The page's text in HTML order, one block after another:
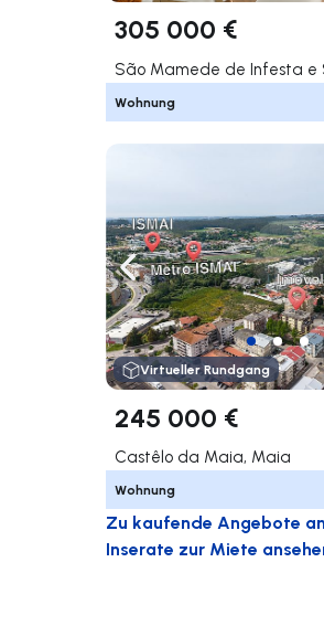
305 000 €
Wohnung
Nach links navigieren
Virtueller Rundgang
245 000 €
Castêlo da Maia, Maia
Wohnung
Zu kaufende Angebote
Inserate zur Miete